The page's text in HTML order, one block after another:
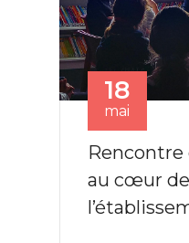
18
mai
au cœur de